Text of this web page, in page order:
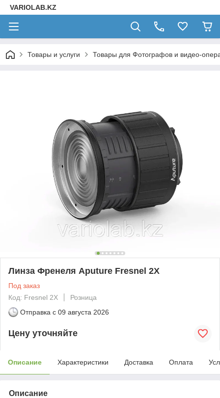
VARIOLAB.KZ
Товары и услуги Товары для Фотографов и видео-
Линза Френеля Aputure Fresnel 2X
Под заказ
Код: Fresnel 2X
Розница
Отправка с 09 августа 2026
Цену уточняйте
Описание Характеристики Доставка Оплата
Описание